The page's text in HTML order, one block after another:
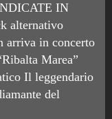
IN
alternativo
arriva in concerto
Marea”
Il leggendario
del